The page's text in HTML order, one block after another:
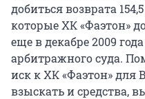
добиться возврата
которые ХК «Фаэтон»
еще в декабре 2009
арбитражного суда.
иск к ХК «Фаэтон» для
взыскать и средства,